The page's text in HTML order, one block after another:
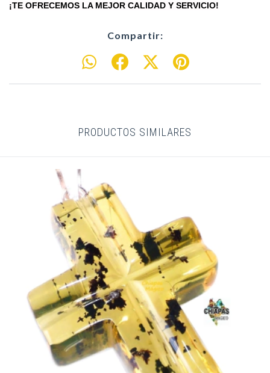
¡TE OFRECEMOS LA MEJOR CALIDAD Y SERVICIO!
Compartir:
PRODUCTOS SIMILARES